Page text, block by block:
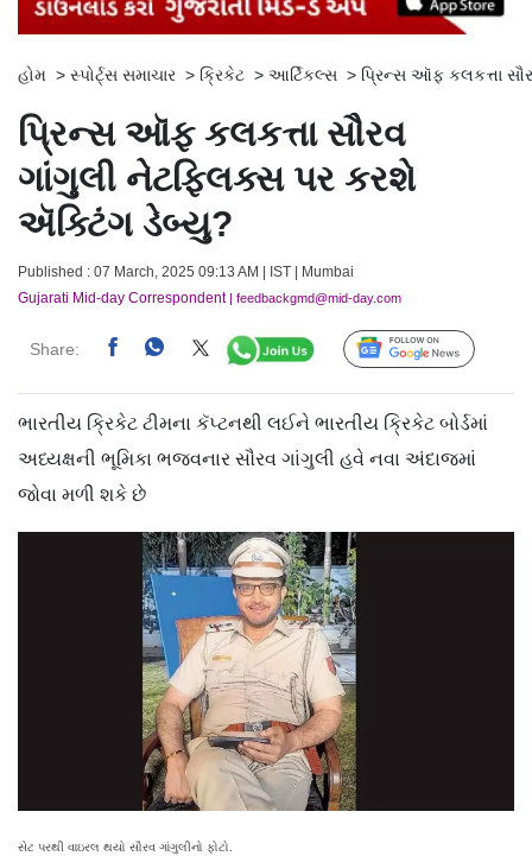
હોમ > સ્પોર્ટ્સ સમાચાર > ક્રિકેટ > આર્ટિકલ્સ > પ્રિન્સ ઑફ કલકત્તા
પ્રિન્સ ઑફ કલકત્તા સૌરવ
ગાંગુલી નેટફ્લિક્સ પર કરશે
ઍક્ટિંગ ડેબ્યુ?
Published : 07 March, 2025 09:13 AM | IST | Mumbai
Gujarati Mid-day Correspondent| feedbackgmd@mid-day.com
Share: Follow Us
ભારતીય ક્રિકેટ ટીમના કૅપ્ટનથી લઈને ભારતીય ક્રિકેટ બોર્ડમાં
અધ્યક્ષની ભૂમિકા ભજવનાર સૌરવ ગાંગુલી હવે નવા અંદાજમાં
જોવા મળી શકે છે
સેટ પરથી વાઇરલ થયો સૌરવ ગાંગુલીનો ફોટો.